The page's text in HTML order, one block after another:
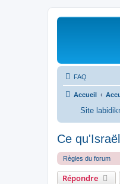
FAQ
Accueil
Site
Ce
Règles du forum
Répondre